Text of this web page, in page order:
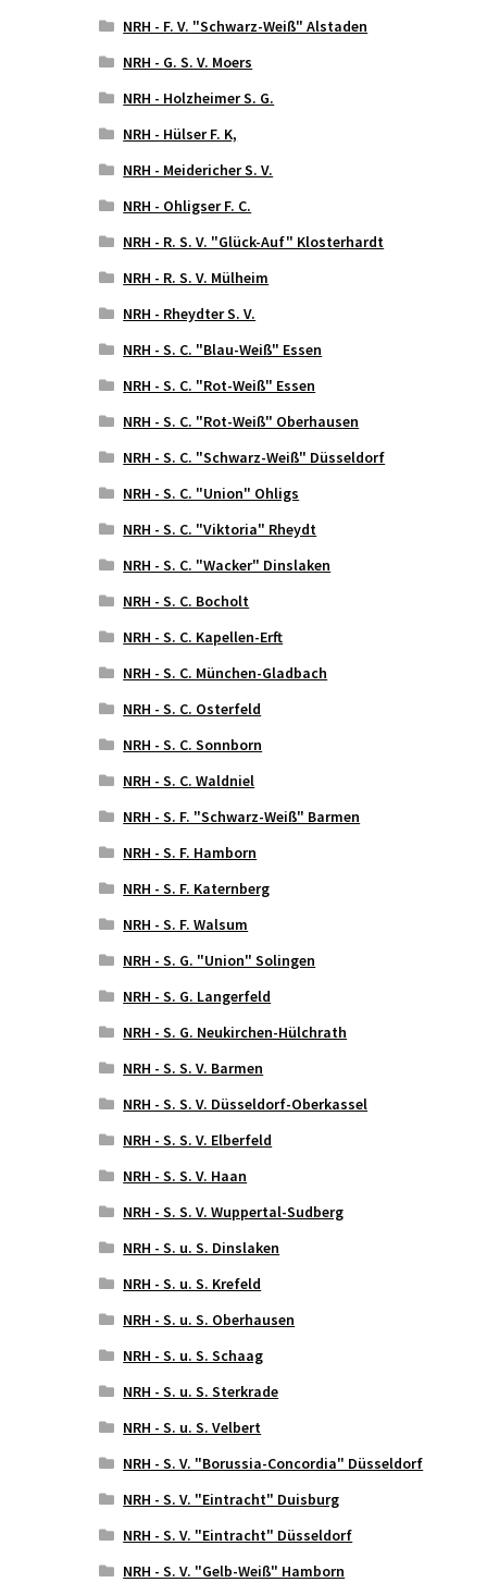
NRH - F. V. "Schwarz-Weiß" Alstaden
NRH - G. S. V. Moers
NRH - Holzheimer S. G.
NRH - Hülser F. K,
NRH - Meidericher S. V.
NRH - Ohligser F. C.
NRH - R. S. V. "Glück-Auf" Klosterhardt
NRH - R. S. V. Mülheim
NRH - Rheydter S. V.
NRH - S. C. "Blau-Weiß" Essen
NRH - S. C. "Rot-Weiß" Essen
NRH - S. C. "Rot-Weiß" Oberhausen
NRH - S. C. "Schwarz-Weiß" Düsseldorf
NRH - S. C. "Union" Ohligs
NRH - S. C. "Viktoria" Rheydt
NRH - S. C. "Wacker" Dinslaken
NRH - S. C. Bocholt
NRH - S. C. Kapellen-Erft
NRH - S. C. München-Gladbach
NRH - S. C. Osterfeld
NRH - S. C. Sonnborn
NRH - S. C. Waldniel
NRH - S. F. "Schwarz-Weiß" Barmen
NRH - S. F. Hamborn
NRH - S. F. Katernberg
NRH - S. F. Walsum
NRH - S. G. "Union" Solingen
NRH - S. G. Langerfeld
NRH - S. G. Neukirchen-Hülchrath
NRH - S. S. V. Barmen
NRH - S. S. V. Düsseldorf-Oberkassel
NRH - S. S. V. Elberfeld
NRH - S. S. V. Haan
NRH - S. S. V. Wuppertal-Sudberg
NRH - S. u. S. Dinslaken
NRH - S. u. S. Krefeld
NRH - S. u. S. Oberhausen
NRH - S. u. S. Schaag
NRH - S. u. S. Sterkrade
NRH - S. u. S. Velbert
NRH - S. V. "Borussia-Concordia" Düsseldorf
NRH - S. V. "Eintracht" Duisburg
NRH - S. V. "Eintracht" Düsseldorf
NRH - S. V. "Gelb-Weiß" Hamborn